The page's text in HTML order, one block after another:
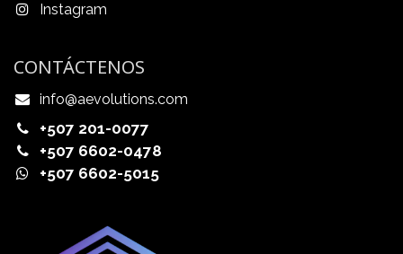
Instagram
CONTÁCTENOS
info@aevolutions.com
+507 201-0077
+507 6602-0478
+507 6602-5015